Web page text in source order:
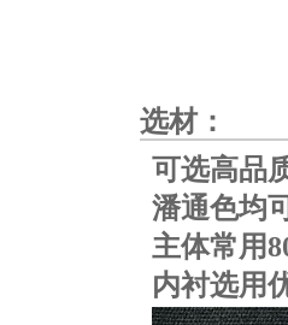
选材：
可选高品
潘通色均
主体常用
内衬选用